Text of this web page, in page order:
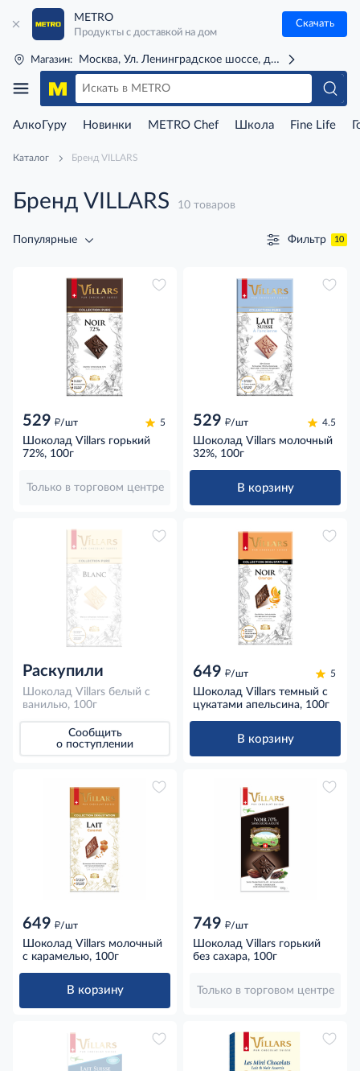
METRO
Продукты с доставкой на дом
Скачать
Магазин: Москва, Ул. Ленинградское шоссе, д. 71Г (м. Речной
АлкоГуру Новинки METRO Chef Школа Fine Life
Каталог Бренд VILLARS
Бренд VILLARS 10 товаров
Популярные Фильтр 10
529 д/шт 5
Шоколад Villars горький
72%, 100г
Только в торговом центре
529 д/шт 4.5
Шоколад Villars молочный
32%, 100г
В корзину
Раскупили
Шоколад Villars белый с
ванилью, 100г
Сообщить
о поступлении
649 д/шт 5
Шоколад Villars темный с
цукатами апельсина, 100г
В корзину
649 д/шт
Шоколад Villars молочный
с карамелью, 100г
В корзину
749 д/шт
Шоколад Villars горький
без сахара, 100г
Только в торговом центре